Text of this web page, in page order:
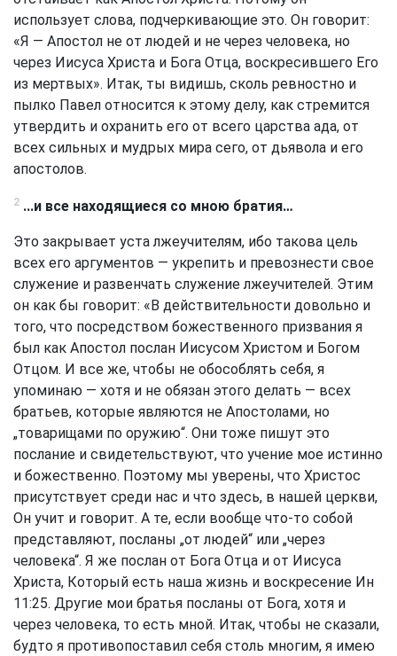
использует слова, подчеркивающие это. Он говорит:
«Я — Апостол не от людей и не через человека, но
через Иисуса Христа и Бога Отца, воскресившего Его
из мертвых». Итак, ты видишь, сколь ревностно и
пылко Павел относится к этому делу, как стремится
утвердить и охранить его от всего царства ада, от
всех сильных и мудрых мира сего, от дьявола и его
апостолов.
2 ...и все находящиеся со мною братия…
Это закрывает уста лжеучителям, ибо такова цель
всех его аргументов — укрепить и превознести свое
служение и развенчать служение лжеучителей. Этим
он как бы говорит: «В действительности довольно и
того, что посредством божественного призвания я
был как Апостол послан Иисусом Христом и Богом
Отцом. И все же, чтобы не обособлять себя, я
упоминаю — хотя и не обязан этого делать — всех
братьев, которые являются не Апостолами, но
„товарищами по оружию“. Они тоже пишут это
послание и свидетельствуют, что учение мое истинно
и божественно. Поэтому мы уверены, что Христос
присутствует среди нас и что здесь, в нашей церкви,
Он учит и говорит. А те, если вообще что-то собой
представляют, посланы „от людей“ или „через
человека“. Я же послан от Бога Отца и от Иисуса
Христа, Который есть наша жизнь и воскресение Ин
11:25. Другие мои братья посланы от Бога, хотя и
через человека, то есть мной. Итак, чтобы не сказали,
будто я противопоставил себя столь многим, я имею